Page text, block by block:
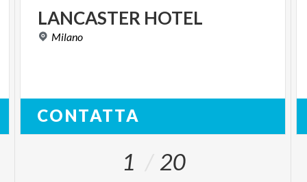
LANCASTER HOTEL
Milano
CONTATTA
1 20